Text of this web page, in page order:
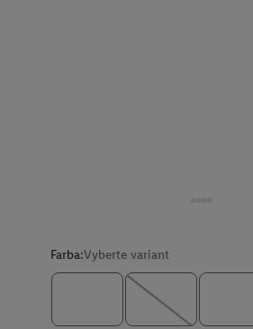
Farba:Vyberte variant